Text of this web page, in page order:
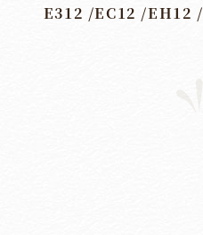
E312 /EC12 /EH12 /